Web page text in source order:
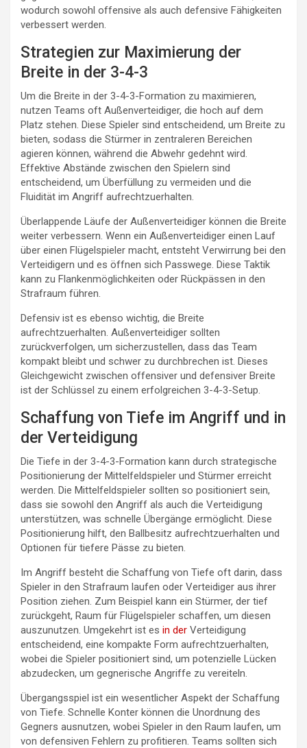
wodurch sowohl offensive als auch defensive Fähigkeiten
verbessert werden.
Strategien zur Maximierung der
Breite in der 3-4-3
Um die Breite in der 3-4-3-Formation zu maximieren,
nutzen Teams oft Außenverteidiger, die hoch auf dem
Platz stehen. Diese Spieler sind entscheidend, um Breite zu
bieten, sodass die Stürmer in zentraleren Bereichen
agieren können, während die Abwehr gedehnt wird.
Effektive Abstände zwischen den Spielern sind
entscheidend, um Überfüllung zu vermeiden und die
Fluidität im Angriff aufrechtzuerhalten.
Überlappende Läufe der Außenverteidiger können die Breite
weiter verbessern. Wenn ein Außenverteidiger einen Lauf
über einen Flügelspieler macht, entsteht Verwirrung bei den
Verteidigern und es öffnen sich Passwege. Diese Taktik
kann zu Flankenmöglichkeiten oder Rückpässen in den
Strafraum führen.
Defensiv ist es ebenso wichtig, die Breite
aufrechtzuerhalten. Außenverteidiger sollten
zurückverfolgen, um sicherzustellen, dass das Team
kompakt bleibt und schwer zu durchbrechen ist. Dieses
Gleichgewicht zwischen offensiver und defensiver Breite
ist der Schlüssel zu einem erfolgreichen 3-4-3-Setup.
Schaffung von Tiefe im Angriff und in
der Verteidigung
Die Tiefe in der 3-4-3-Formation kann durch strategische
Positionierung der Mittelfeldspieler und Stürmer erreicht
werden. Die Mittelfeldspieler sollten so positioniert sein,
dass sie sowohl den Angriff als auch die Verteidigung
unterstützen, was schnelle Übergänge ermöglicht. Diese
Positionierung hilft, den Ballbesitz aufrechtzuerhalten und
Optionen für tiefere Pässe zu bieten.
Im Angriff besteht die Schaffung von Tiefe oft darin, dass
Spieler in den Strafraum laufen oder Verteidiger aus ihrer
Position ziehen. Zum Beispiel kann ein Stürmer, der tief
zurückgeht, Raum für Flügelspieler schaffen, um diesen
auszunutzen. Umgekehrt ist es in der Verteidigung
entscheidend, eine kompakte Form aufrechtzuerhalten,
wobei die Spieler positioniert sind, um potenzielle Lücken
abzudecken, um gegnerische Angriffe zu vereiteln.
Übergangsspiel ist ein wesentlicher Aspekt der Schaffung
von Tiefe. Schnelle Konter können die Unordnung des
Gegners ausnutzen, wobei Spieler in den Raum laufen, um
von defensiven Fehlern zu profitieren. Teams sollten sich